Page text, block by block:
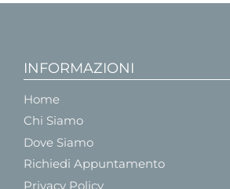
INFORMAZIONI
Home
Chi Siamo
Dove Siamo
Richiedi Appuntamento
Privacy Policy